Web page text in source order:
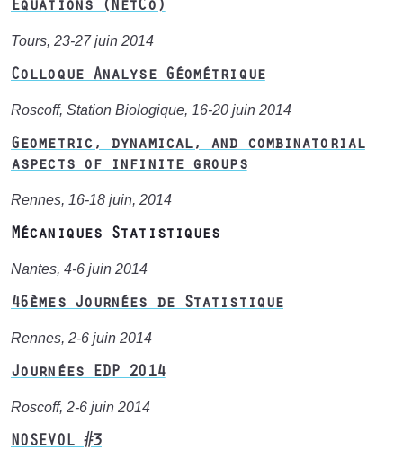
Equations (NetCo)
Tours, 23-27 juin 2014
Colloque Analyse Géométrique
Roscoff, Station Biologique, 16-20 juin 2014
Geometric, dynamical, and combinatorial
aspects of infinite groups
Rennes, 16-18 juin, 2014
Mécaniques Statistiques
Nantes, 4-6 juin 2014
46èmes Journées de Statistique
Rennes, 2-6 juin 2014
Journées EDP 2014
Roscoff, 2-6 juin 2014
NOSEVOL #3